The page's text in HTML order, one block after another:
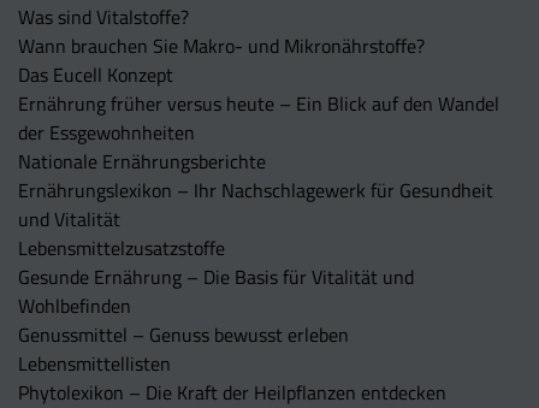
Was sind Vitalstoffe?
Wann brauchen Sie Makro- und Mikronährstoffe?
Das Eucell Konzept
Ernährung früher versus heute – Ein Blick auf den Wandel
der Essgewohnheiten
Nationale Ernährungsberichte
Ernährungslexikon – Ihr Nachschlagewerk für Gesundheit
und Vitalität
Lebensmittelzusatzstoffe
Gesunde Ernährung – Die Basis für Vitalität und
Wohlbefinden
Genussmittel – Genuss bewusst erleben
Lebensmittellisten
Phytolexikon – Die Kraft der Heilpflanzen entdecken